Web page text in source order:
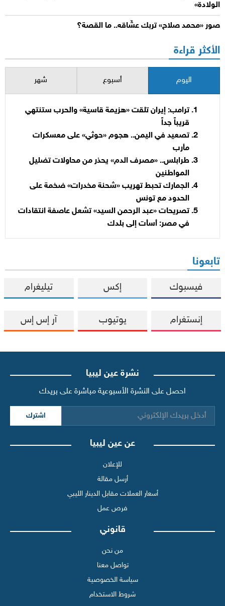
الولادة»
صور «محمد صلاح» تربك عشّاقه.. ما القصة؟
الأكثر قراءة
اليوم أسبوع شهر
ترامب: إيران تلقت «هزيمة قاسية» والحرب ستنتهي
قريباً جداً
تصعيد في اليمن.. هجوم «حوثي» على معسكرات
مأرب
طرابلس.. «مصرف الدم» يحذر من محاولات تضليل
المواطنين
الجمارك تحبط تهريب «شحنة مخدرات» ضخمة على
الحدود مع تونس
تصريحات «عبد الرحمن السيد» تشعل عاصفة انتقادات
في مصر: أسأت إلى بلدك
تابعونا
فيسبوك إكس تيليغرام
إنستغرام يوتيوب آر إس إس
نشرة عين ليبيا
احصل على النشرة الأسبوعية مباشرة على بريدك
اشترك
عن عين ليبيا
للإعلان
أرسل مقالة
أسعار العملات مقابل الدينار الليبي
فرص عمل
قانوني
من نحن
تواصل معنا
سياسة الخصوصية
شروط الاستخدام